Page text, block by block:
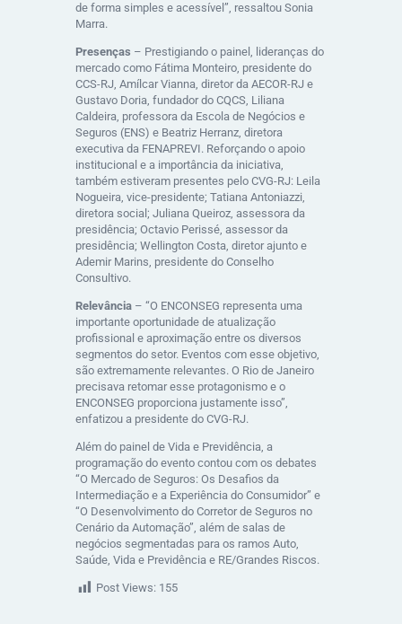
de forma simples e acessível”, ressaltou Sonia
Marra.
Presenças – Prestigiando o painel, lideranças do
mercado como Fátima Monteiro, presidente do
CCS-RJ, Amílcar Vianna, diretor da AECOR-RJ e
Gustavo Doria, fundador do CQCS, Liliana
Caldeira, professora da Escola de Negócios e
Seguros (ENS) e Beatriz Herranz, diretora
executiva da FENAPREVI. Reforçando o apoio
institucional e a importância da iniciativa,
também estiveram presentes pelo CVG-RJ: Leila
Nogueira, vice-presidente; Tatiana Antoniazzi,
diretora social; Juliana Queiroz, assessora da
presidência; Octavio Perissé, assessor da
presidência; Wellington Costa, diretor ajunto e
Ademir Marins, presidente do Conselho
Consultivo.
Relevância – “O ENCONSEG representa uma
importante oportunidade de atualização
profissional e aproximação entre os diversos
segmentos do setor. Eventos com esse objetivo,
são extremamente relevantes. O Rio de Janeiro
precisava retomar esse protagonismo e o
ENCONSEG proporciona justamente isso”,
enfatizou a presidente do CVG-RJ.
Além do painel de Vida e Previdência, a
programação do evento contou com os debates
“O Mercado de Seguros: Os Desafios da
Intermediação e a Experiência do Consumidor” e
“O Desenvolvimento do Corretor de Seguros no
Cenário da Automação”, além de salas de
negócios segmentadas para os ramos Auto,
Saúde, Vida e Previdência e RE/Grandes Riscos.
Post Views: 155